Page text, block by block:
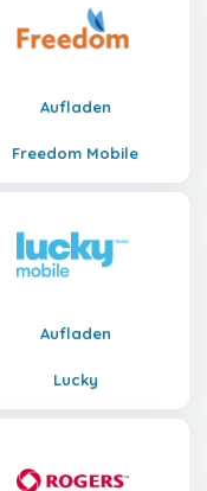
Aufladen
Freedom Mobile
Aufladen
Lucky